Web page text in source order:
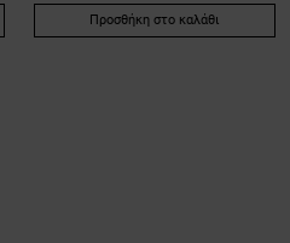
Προσθήκη στο καλάθι